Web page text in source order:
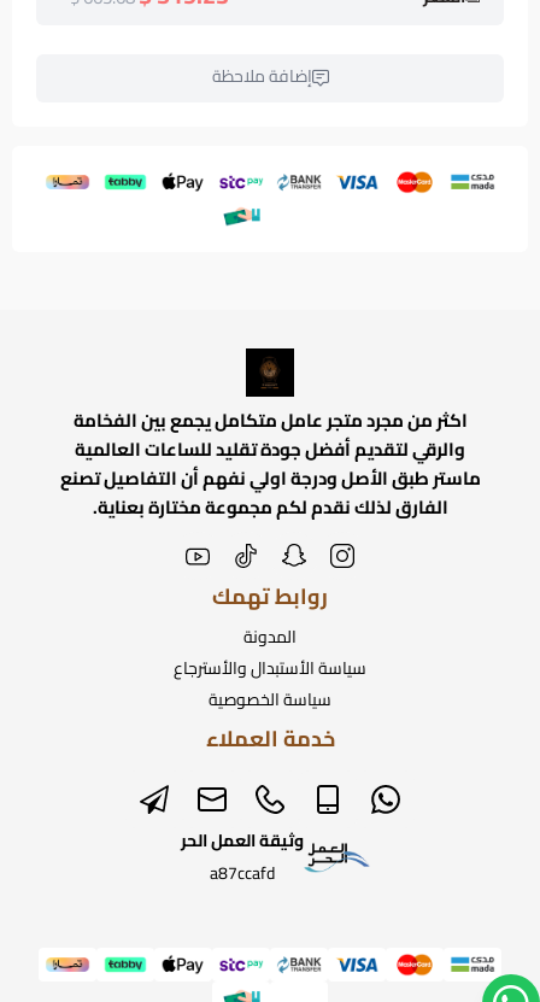
إضافة ملاحظة
اكثر من مجرد متجر عامل متكامل يجمع بين الفخامة
والرقي لتقديم أفضل جودة تقليد للساعات العالمية
ماستر طبق الأصل ودرجة اولي نفهم أن التفاصيل تصنع
الفارق لذلك نقدم لكم مجموعة مختارة بعناية.
روابط تهمك
المدونة
سياسة الأستبدال والأسترجاع
سياسة الخصوصية
خدمة العملاء
وثيقة العمل الحر
a87ccafd